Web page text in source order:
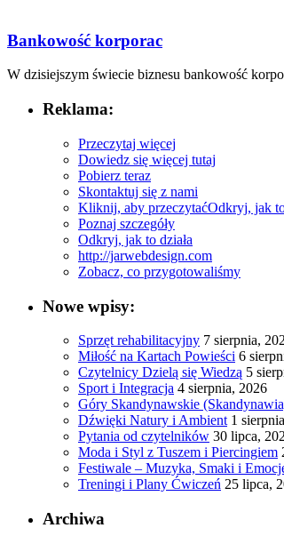
Bankowość korporac
W dzisiejszym świecie biznesu bankowość
Reklama:
Przeczytaj więcej
Dowiedz się więcej tutaj
Pobierz teraz
Skontaktuj się z nami
Kliknij, aby przeczytaćOdkryj, jak to
Poznaj szczegóły
Odkryj, jak to działa
http://jarwebdesign.com
Zobacz, co przygotowaliśmy
Nowe wpisy:
Sprzęt rehabilitacyjny 7 sierpnia,
Miłość na Kartach Powieści 6
Czytelnicy Dzielą się Wiedzą 5
Sport i Integracja 4 sierpnia, 2026
Góry Skandynawskie
Dźwięki Natury i Ambient 1
Pytania od czytelników 30 lipca,
Moda i Styl z Tuszem i Piercingiem
Festiwale – Muzyka, Smaki i
Treningi i Plany Ćwiczeń 25 lipca,
Archiwa